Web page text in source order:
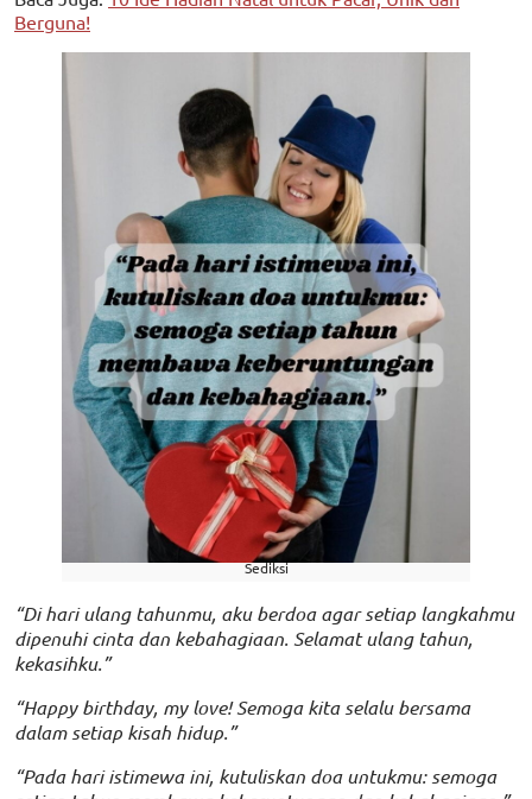
Berguna!
Sediksi
“Di hari ulang tahunmu, aku berdoa agar setiap langkahmu
dipenuhi cinta dan kebahagiaan. Selamat ulang tahun,
kekasihku.”
“Happy birthday, my love! Semoga kita selalu bersama
dalam setiap kisah hidup.”
“Pada hari istimewa ini, kutuliskan doa untukmu: semoga